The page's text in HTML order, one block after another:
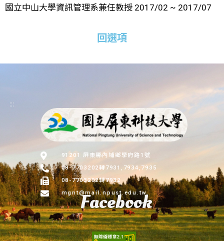
國立中山大學資訊管理系兼任教授 2017/02 ~ 2017/07
回選項
:::
91201 屏東縣內埔鄉學府路1號
08-7703202轉7931,7934,7935
08-7703202轉7932
mgnt@mail.npust.edu.tw
Facebook